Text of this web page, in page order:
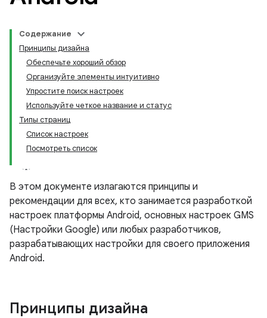
Содержание
Принципы дизайна
Обеспечьте хороший обзор
Организуйте элементы интуитивно
Упростите поиск настроек
Используйте четкое название и статус
Типы страниц
Список настроек
Посмотреть список
В этом документе излагаются принципы и
рекомендации для всех, кто занимается разработкой
настроек платформы Android, основных настроек GMS
(Настройки Google) или любых разработчиков,
разрабатывающих настройки для своего приложения
Android.
Принципы дизайна